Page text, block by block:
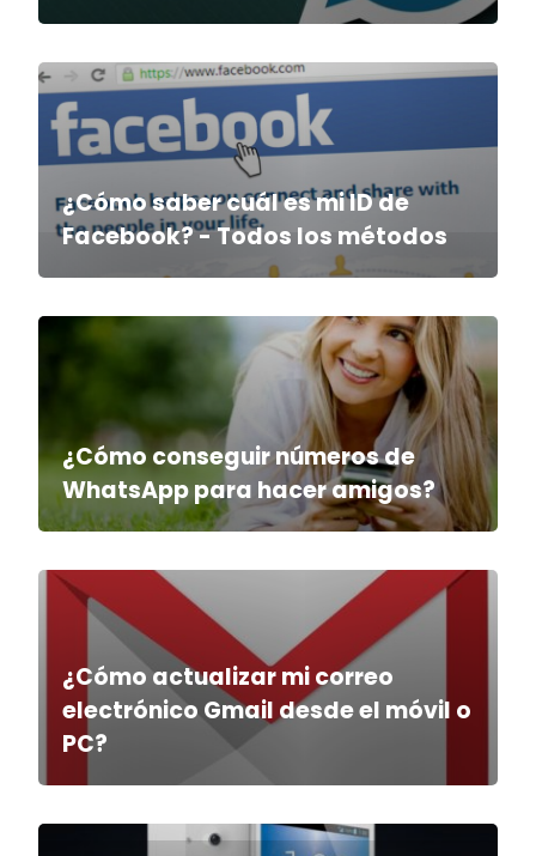
¿Cómo saber cuál es mi ID de
Facebook? - Todos los métodos
¿Cómo conseguir números de
WhatsApp para hacer amigos?
¿Cómo actualizar mi correo
electrónico Gmail desde el móvil o
PC?